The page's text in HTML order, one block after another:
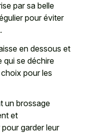
par sa belle
pour éviter
en dessous et
qui se déchire
pour les
un brossage
et
garder leur